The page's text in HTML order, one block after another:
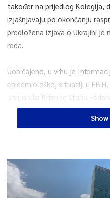
također na prijedlog Kolegija,
izjašnjavaju po okončanju
predložena izjava o Ukrajini je
reda.
Uobičajeno, u vrhu je
epidemiološkoj situaciji u
preporuka Kriznog štaba
Na prijedlog Vlade, po hitnom
postupak).
Različite izmjene i dopune